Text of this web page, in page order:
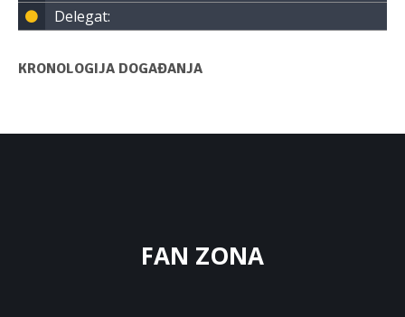
Delegat:
KRONOLOGIJA DOGAĐANJA
FAN ZONA